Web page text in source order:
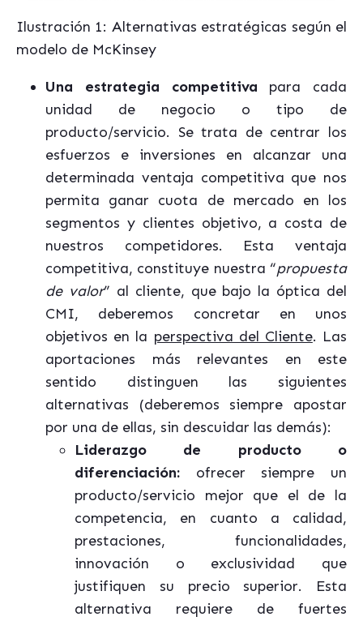
Ilustración 1: Alternativas estratégicas según el
modelo de McKinsey
Una estrategia competitiva para cada
unidad de negocio o tipo de
producto/servicio. Se trata de centrar los
esfuerzos e inversiones en alcanzar una
determinada ventaja competitiva que nos
permita ganar cuota de mercado en los
segmentos y clientes objetivo, a costa de
nuestros competidores. Esta ventaja
competitiva, constituye nuestra “propuesta
de valor” al cliente, que bajo la óptica del
CMI, deberemos concretar en unos
objetivos en la perspectiva del Cliente. Las
aportaciones más relevantes en este
sentido distinguen las siguientes
alternativas (deberemos siempre apostar
por una de ellas, sin descuidar las demás):
Liderazgo de producto o
diferenciación: ofrecer siempre un
producto/servicio mejor que el de la
competencia, en cuanto a calidad,
prestaciones, funcionalidades,
innovación o exclusividad que
justifiquen su precio superior. Esta
alternativa requiere de fuertes